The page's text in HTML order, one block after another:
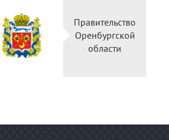
Правительство
Оренбургской
области